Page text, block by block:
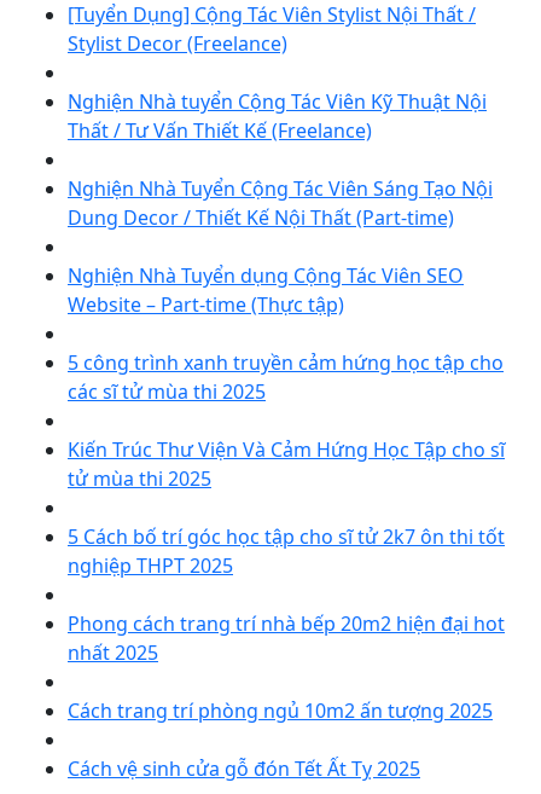
[Tuyển Dụng] Cộng Tác Viên Stylist Nội Thất /
Stylist Decor (Freelance)
Nghiện Nhà tuyển Cộng Tác Viên Kỹ Thuật Nội
Thất / Tư Vấn Thiết Kế (Freelance)
Nghiện Nhà Tuyển Cộng Tác Viên Sáng Tạo Nội
Dung Decor / Thiết Kế Nội Thất (Part-time)
Nghiện Nhà Tuyển dụng Cộng Tác Viên SEO
Website – Part-time (Thực tập)
5 công trình xanh truyền cảm hứng học tập cho
các sĩ tử mùa thi 2025
Kiến Trúc Thư Viện Và Cảm Hứng Học Tập cho sĩ
tử mùa thi 2025
5 Cách bố trí góc học tập cho sĩ tử 2k7 ôn thi tốt
nghiệp THPT 2025
Phong cách trang trí nhà bếp 20m2 hiện đại hot
nhất 2025
Cách trang trí phòng ngủ 10m2 ấn tượng 2025
Cách vệ sinh cửa gỗ đón Tết Ất Tỵ 2025